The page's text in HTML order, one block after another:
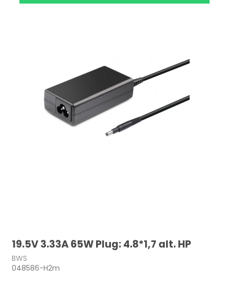
19.5V 3.33A 65W Plug: 4.8*1,7 alt. HP
BWS
048586-H2m